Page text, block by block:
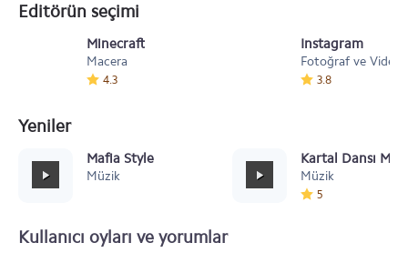
Editörün seçimi
Minecraft
Macera
4.3
Instagram
Fotoğraf ve Video
3.8
Yeniler
Mafia Style
Müzik
Kartal Dansı
Müzik
5
Kullanıcı oyları ve yorumlar